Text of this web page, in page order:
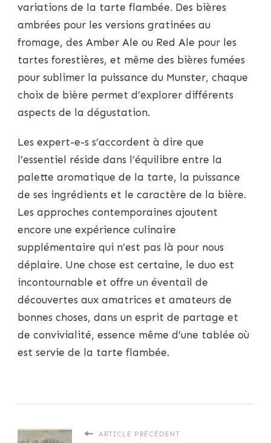
variations de la tarte flambée. Des bières
ambrées pour les versions gratinées au
fromage, des Amber Ale ou Red Ale pour les
tartes forestières, et même des bières fumées
pour sublimer la puissance du Munster, chaque
choix de bière permet d’explorer différents
aspects de la dégustation.
Les expert-e-s s’accordent à dire que
l’essentiel réside dans l’équilibre entre la
palette aromatique de la tarte, la puissance
de ses ingrédients et le caractère de la bière.
Les approches contemporaines ajoutent
encore une expérience culinaire
supplémentaire qui n’est pas là pour nous
déplaire. Une chose est certaine, le duo est
incontournable et offre un éventail de
découvertes aux amatrices et amateurs de
bonnes choses, dans un esprit de partage et
de convivialité, essence même d’une tablée où
est servie de la tarte flambée.
ARTICLE PRÉCÉDENT